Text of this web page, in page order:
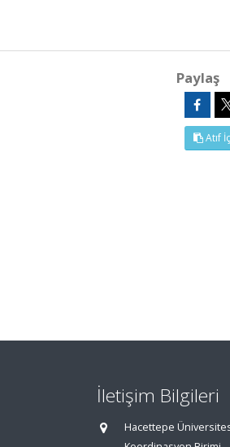
Paylaş
Atıf
İletişim Bilgileri
Hacettepe